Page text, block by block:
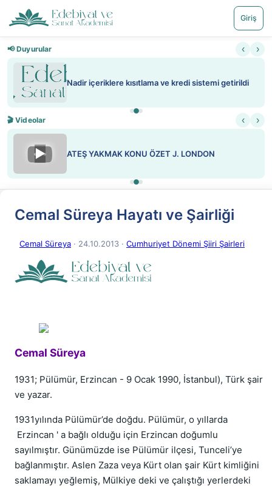
Giriş
📢 Duyurular ‹ ›
Nadir içeriklere kısıtlama ve kredi sistemi getirildi
🎬 Videolar ‹ ›
▶ ATEŞ YAKMAK KONU ÖZET J. LONDON
Cemal Süreya Hayatı ve Şairliği
Cemal Süreya · 24.10.2013 · Cumhuriyet Dönemi Şiiri Şairleri
Cemal Süreya
1931; Pülümür, Erzincan - 9 Ocak 1990, İstanbul), Türk şair
ve yazar.
1931yılında Pülümür’de doğdu. Pülümür, o yıllarda
Erzincan ' a bağlı olduğu için Erzincan doğumlu
sayılmıştır. Günümüzde ise Pülümür ilçesi, Tunceli’ye
bağlanmıştır. Aslen Zaza veya Kürt olan şair Kürt kimliğini
saklamayı yeğlemiş, Mülkiye deki ve çalıştığı yerlerdeki